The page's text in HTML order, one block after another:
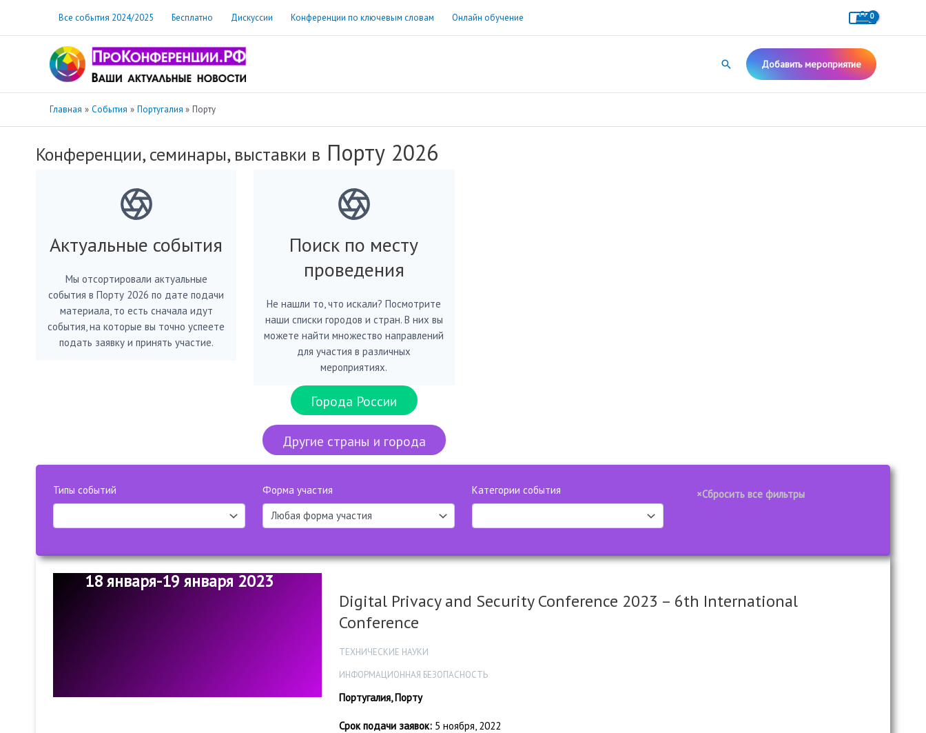
содержимому
Все события 2024/2025 Бесплатно Дискуссии Конференции по ключевым словам Онлайн обучение
Поиск Добавить мероприятие
Главная События Португалия Порту
Конференции, семинары, выставки в Порту 2026
Актуальные события
Мы отсортировали актуальные
события в Порту 2026 по дате подачи
материала, то есть сначала идут
события, на которые вы точно успеете
подать заявку и принять участие.
Поиск по месту
проведения
Не нашли то, что искали? Посмотрите
наши списки городов и стран. В них вы
можете найти множество направлений
для участия в различных
мероприятиях.
Города России
Другие страны и города
Типы событий Форма участия Категории события
18 января-19 января 2023
Digital Privacy and Security Conference 2023 – 6th International
Conference
ТЕХНИЧЕСКИЕ НАУКИ
ИНФОРМАЦИОННАЯ БЕЗОПАСНОСТЬ
Португалия, Порту
Срок подачи заявок: 5 ноября, 2022